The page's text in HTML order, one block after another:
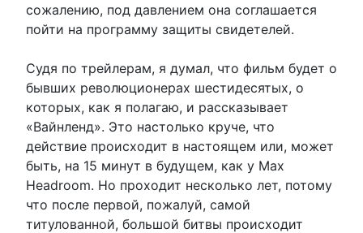
сожалению, под давлением она соглашается
пойти на программу защиты свидетелей.
Судя по трейлерам, я думал, что фильм будет о
бывших революционерах шестидесятых, о
которых, как я полагаю, и рассказывает
«Вайнленд». Это настолько круче, что
действие происходит в настоящем или, может
быть, на 15 минут в будущем, как у Max
Headroom. Но проходит несколько лет, потому
что после первой, пожалуй, самой
титулованной, большой битвы происходит